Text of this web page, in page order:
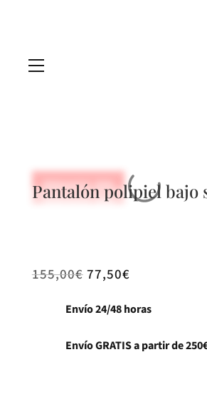
REBAJADO -50%
REBAJADO -50%
REBAJADO -50%
Pantalón polipiel bajo
155,00€ 77,50€
Envío 24/48 horas
Envío GRATIS a partir de